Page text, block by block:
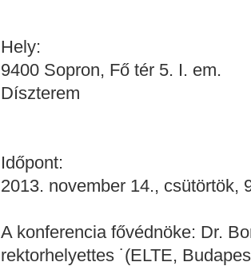
Hely:
9400 Sopron, Fő tér 5. I. em.
Díszterem
Időpont:
2013. november 14., csütörtök,
A konferencia fővédnöke: Dr.
rektorhelyettes ˙(ELTE,